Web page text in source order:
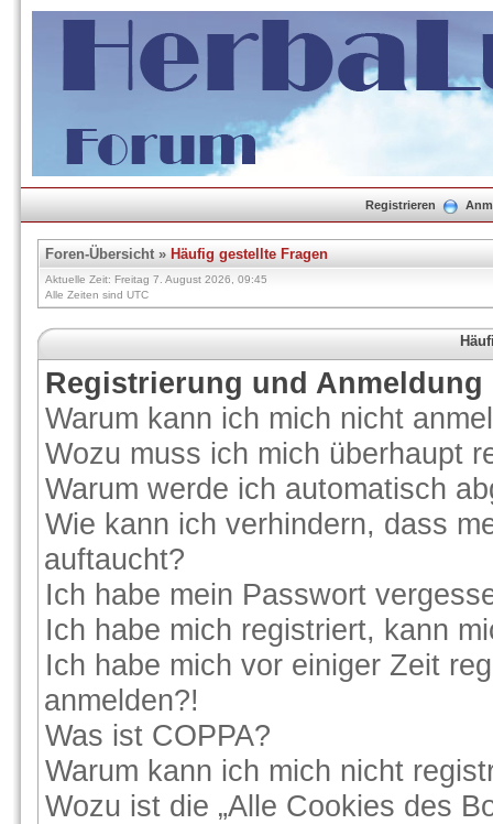
Registrieren
Foren-Übersicht» Häufig gestellte Fragen
Aktuelle Zeit: Freitag 7. August 2026, 09:45
Alle Zeiten sind UTC
Registrierung und Anmeldung
Warum kann ich mich nicht
Wozu muss ich mich überhaupt
Warum werde ich automatisch
Wie kann ich verhindern, dass
auftaucht?
Ich habe mein Passwort
Ich habe mich registriert, kann
Ich habe mich vor einiger Zeit
anmelden?!
Was ist COPPA?
Warum kann ich mich nicht
Wozu ist die „Alle Cookies des